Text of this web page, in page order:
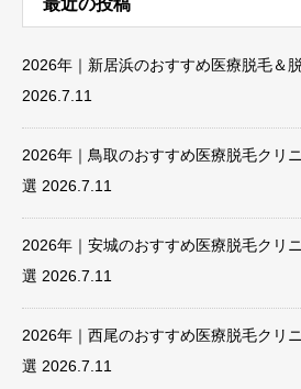
2026年｜新居浜のおすすめ医療脱毛＆
2026.7.11
2026年｜鳥取のおすすめ医療脱毛クリ
選 2026.7.11
2026年｜安城のおすすめ医療脱毛クリ
選 2026.7.11
2026年｜西尾のおすすめ医療脱毛クリ
選 2026.7.11